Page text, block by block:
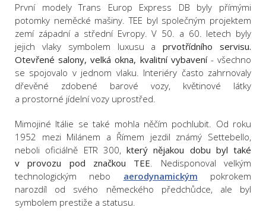
První modely Trans Europ Express DB byly přímými
potomky neměcké mašiny. TEE byl společným projektem
zemí západní a střední Evropy. V 50. a 60. letech byly
jejich vlaky symbolem luxusu aprvotřídního servisu.
Otevřené salony, velká okna, kvalitní vybavení- všechno
se spojovalo v jednom vlaku. Interiéry často zahrnovaly
dřevěné zdobené barové vozy, květinové látky
a prostorné jídelní vozy uprostřed.
Mimojiné Itálie se také mohla něčím pochlubit. Od roku
1952 mezi Milánem a Římem jezdil známý Settebello,
neboli oficiálně ETR 300, který nějakou dobu byl také
v provozu pod značkou TEE . Nedisponoval velkým
technologickým nebo aerodynamickým pokrokem
narozdíl od svého německého předchůdce, ale byl
symbolem prestiže a statusu.